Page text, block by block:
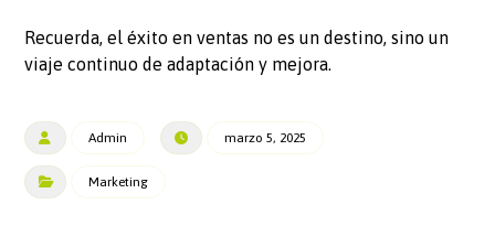
Recuerda, el éxito en ventas no es un destino, sino un
viaje continuo de adaptación y mejora.
Admin marzo 5, 2025
Marketing